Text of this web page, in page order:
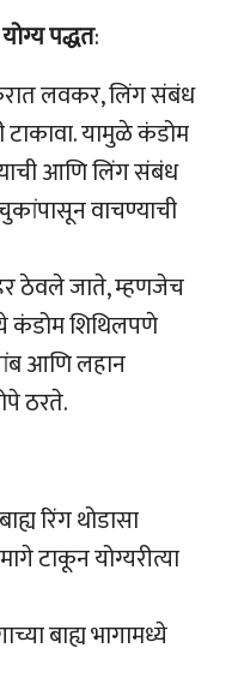
पद्धत:
लवकर, लिंग संबंध
यामुळे कंडोम
आणि लिंग संबंध
वाचण्याची
ठेवले जाते, म्हणजेच
कंडोम शिथिलपणे
आणि लहान
ठरते.
रिंग थोडासा
टाकून योग्यरीत्या
बाह्य भागामध्ये